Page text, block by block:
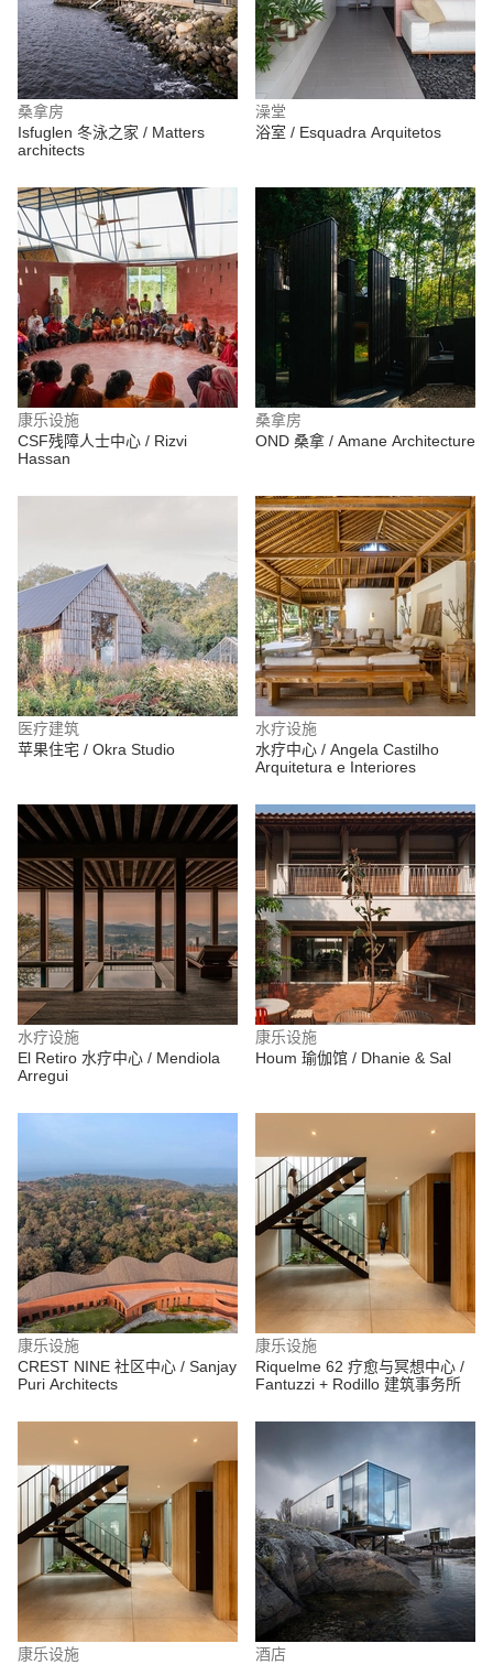
桑拿房
Isfuglen 冬泳之家 / Matters
architects
澡堂
浴室 / Esquadra Arquitetos
康乐设施
CSF残障人士中心 / Rizvi
Hassan
桑拿房
OND 桑拿 / Amane Architecture
医疗建筑
苹果住宅 / Okra Studio
水疗设施
水疗中心 / Angela Castilho
Arquitetura e Interiores
水疗设施
El Retiro 水疗中心 / Mendiola
Arregui
康乐设施
Houm 瑜伽馆 / Dhanie & Sal
康乐设施
CREST NINE 社区中心 / Sanjay
Puri Architects
康乐设施
Riquelme 62 疗愈与冥想中心 /
Fantuzzi + Rodillo 建筑事务所
康乐设施
酒店